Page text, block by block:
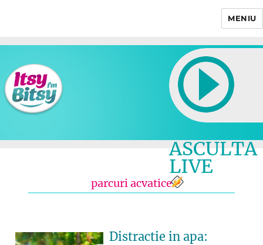
MENIU
ASCULTA
LIVE
parcuri acvatice
Distractie in apa: